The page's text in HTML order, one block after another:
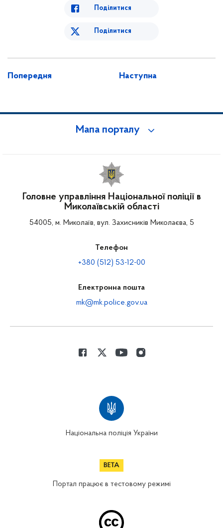
Поділитися
Поділитися
Попередня Наступна
Мапа порталу
Головне управління Національної поліції в
Миколаївській області
54005, м. Миколаїв, вул. Захисників Миколаєва, 5
Телефон
+380 (512) 53-12-00
Електронна пошта
mk@mk.police.gov.ua
Національна поліція України
Портал працює в тестовому режимі